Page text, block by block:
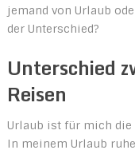
jemand von Urlaub
der Unterschied?
Unterschied
Reisen
Urlaub ist für mich
In meinem Urlaub